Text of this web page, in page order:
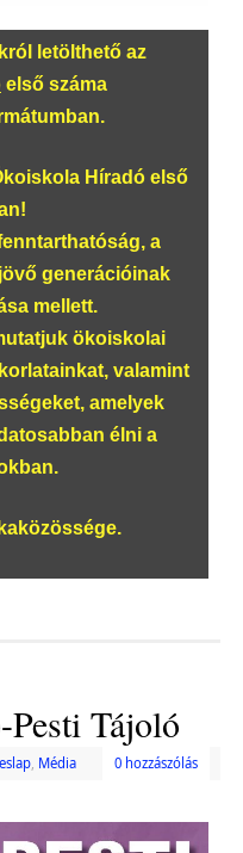
letölthető az
első száma
Híradó első
a
generációinak
mellett.
ökoiskolai
valamint
amelyek
élni a
Tájoló
, Média 0 hozzászólás